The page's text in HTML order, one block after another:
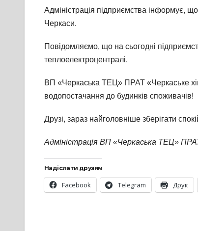
Адміністрація підприємства інформує,
Черкаси.
Повідомляємо, що на сьогодні
теплоелектроцентралі.
ВП «Черкаська ТЕЦ» ПРАТ «Черкаське
водопостачання до будинків споживачів!
Друзі, зараз найголовніше зберігати
Адміністрація ВП «Черкаська ТЕЦ»
Надіслати друзям
Facebook Telegram Друк